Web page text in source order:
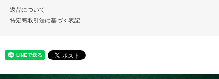
返品について
特定商取引法に基づく表記